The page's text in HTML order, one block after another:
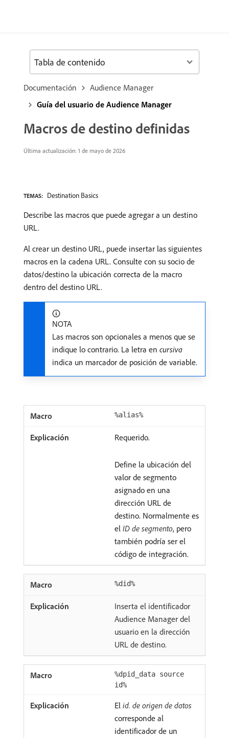
Documentación
Audience Manager
Guía del usuario de Audience Manager
Macros de destino definidas
Última actualización: 1 de mayo de 2026
TEMAS: Destination Basics
Describe las macros que puede agregar a un destino
URL.
Al crear un destino URL, puede insertar las siguientes
macros en la cadena URL. Consulte con su socio de
datos/destino la ubicación correcta de la macro
dentro del destino URL.
NOTA
Las macros son opcionales a menos que se
indique lo contrario. La letra en cursiva
indica un marcador de posición de variable.
%alias%
Requerido.
Define la ubicación del
valor de segmento
asignado en una
dirección URL de
destino. Normalmente es
el ID de segmento, pero
también podría ser el
código de integración.
%did%
Inserta el identificador
Audience Manager del
usuario en la dirección
URL de destino.
%dpid_data source
id%
El id. de origen de datos
corresponde al
identificador de un
Tabla de contenido